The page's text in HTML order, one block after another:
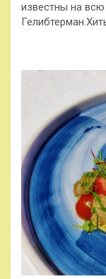
известны на